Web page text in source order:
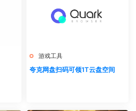
游戏工具
夸克网盘扫码可领1T云盘空间